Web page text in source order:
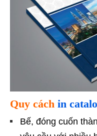
Quy cách in
Bế, đóng cuốn